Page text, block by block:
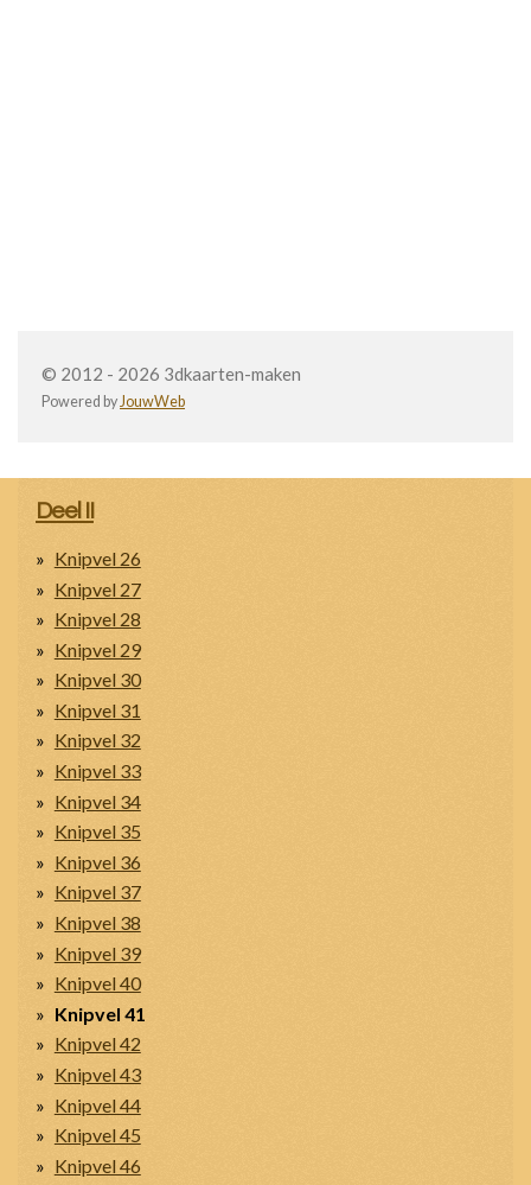
© 2012 - 2026 3dkaarten-maken
Powered by JouwWeb
Deel II
Knipvel 26
Knipvel 27
Knipvel 28
Knipvel 29
Knipvel 30
Knipvel 31
Knipvel 32
Knipvel 33
Knipvel 34
Knipvel 35
Knipvel 36
Knipvel 37
Knipvel 38
Knipvel 39
Knipvel 40
Knipvel 41
Knipvel 42
Knipvel 43
Knipvel 44
Knipvel 45
Knipvel 46